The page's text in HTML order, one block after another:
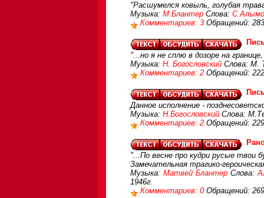
"Расшумелся ковыль, голубая
Музыка: М.Блантер Слова:
Комментариев: 3 Обращений:
"...но я не сплю в дозоре на
Музыка: Н. Богословский Слова: М.
Комментариев: 2 Обращений:
Данное исполнение -
Музыка: Н.Богословский Слова:
Комментариев: 2 Обращений:
"...По весне про кудри русые твои
Замечательная трагико-
Музыка: Матвей БлантерСлова:
1946г.
Комментариев: 0 Обращений: